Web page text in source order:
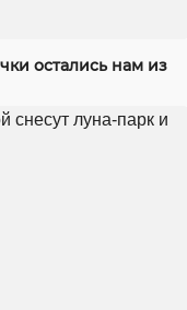
остались нам из